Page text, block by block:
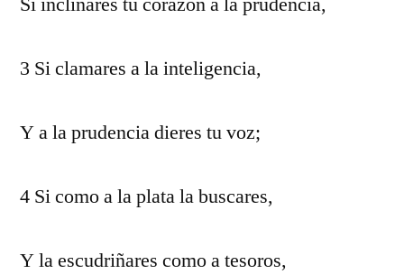
3 Si clamares a la inteligencia,
Y a la prudencia dieres tu voz;
4 Si como a la plata la buscares,
Y la escudriñares como a tesoros,